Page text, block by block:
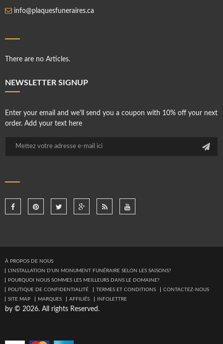
info@plaquesfuneraires.ca
There are no Articles.
NEWSLETTER SIGNUP
Enter your email and we'll send you a coupon with 10% off your next
order. Add your text here
À PROPOS DE NOUS
L'INSTALLATION D'UN MONUMENT FUNÉRAIRE SELON LES SAISONS?
POURQUOI NOUS SOMMES LES MEILLEURS DANS LE DOMAINE?
POLITIQUE DE CONFIDENTIALITÉ
TERMES ET CONDITIONS
CONTACTEZ-NOUS
SITE MAP
MARQUES AFFILIÉS INFOLETTRE
by © 2026. All rights Reserved.